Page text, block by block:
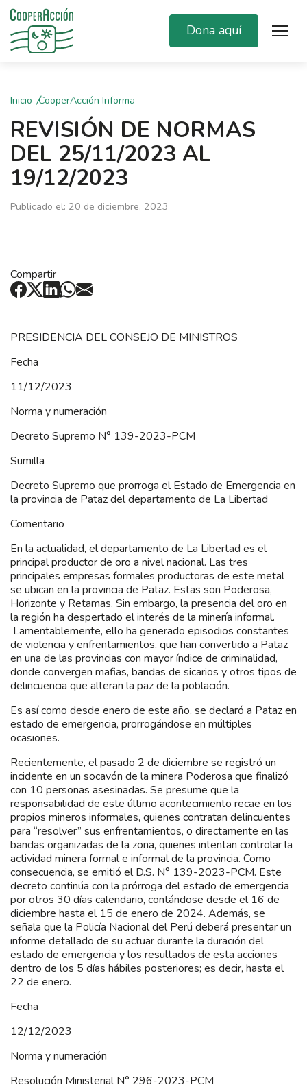
Dona aquí
Inicio CooperAcción Informa
REVISIÓN DE NORMAS
DEL 25/11/2023 AL
19/12/2023
Publicado el: 20 de diciembre, 2023
Compartir
PRESIDENCIA DEL CONSEJO DE MINISTROS
Fecha
11/12/2023
Norma y numeración
Decreto Supremo N° 139-2023-PCM
Sumilla
Decreto Supremo que prorroga el Estado de Emergencia en
la provincia de Pataz del departamento de La Libertad
Comentario
En la actualidad, el departamento de La Libertad es el
principal productor de oro a nivel nacional. Las tres
principales empresas formales productoras de este metal
se ubican en la provincia de Pataz. Estas son Poderosa,
Horizonte y Retamas. Sin embargo, la presencia del oro en
la región ha despertado el interés de la minería informal.
Lamentablemente, ello ha generado episodios constantes
de violencia y enfrentamientos, que han convertido a Pataz
en una de las provincias con mayor índice de criminalidad,
donde convergen mafias, bandas de sicarios y otros tipos de
delincuencia que alteran la paz de la población.
Es así como desde enero de este año, se declaró a Pataz en
estado de emergencia, prorrogándose en múltiples
ocasiones.
Recientemente, el pasado 2 de diciembre se registró un
incidente en un socavón de la minera Poderosa que finalizó
con 10 personas asesinadas. Se presume que la
responsabilidad de este último acontecimiento recae en los
propios mineros informales, quienes contratan delincuentes
para “resolver” sus enfrentamientos, o directamente en las
bandas organizadas de la zona, quienes intentan controlar la
actividad minera formal e informal de la provincia. Como
consecuencia, se emitió el D.S. N° 139-2023-PCM. Este
decreto continúa con la prórroga del estado de emergencia
por otros 30 días calendario, contándose desde el 16 de
diciembre hasta el 15 de enero de 2024. Además, se
señala que la Policía Nacional del Perú deberá presentar un
informe detallado de su actuar durante la duración del
estado de emergencia y los resultados de esta acciones
dentro de los 5 días hábiles posteriores; es decir, hasta el
22 de enero.
Fecha
12/12/2023
Norma y numeración
Resolución Ministerial N° 296-2023-PCM